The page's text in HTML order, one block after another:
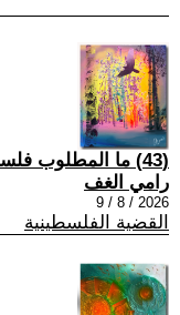
(43) ما المطلوب فلسطينيًا للرد على نتنياهو؟
رامي الغف
2026 / 8 / 9
القضية الفلسطينية